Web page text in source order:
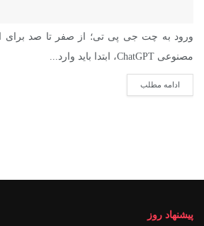
ورود به چت جی پی تی؛ از صفر تا صد برای
مصنوعی ChatGPT، ابتدا باید وارد...
ادامه مطلب
پیشنهاد روز